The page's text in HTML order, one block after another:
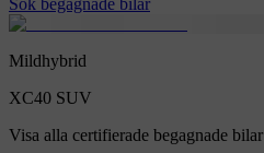
Mildhybrid
XC40 SUV
Visa alla certifierade begagnade bilar